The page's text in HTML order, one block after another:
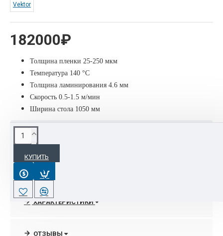
182000₽
Vektor
Толщина пленки 25-250 мкм
Температура 140 °C
Толщина ламинирования 4.6 мм
Скорость 0.5-1.5 м/мин
Ширина стола 1050 мм
КУПИТЬ
ОПИСАНИЕ
Рулонный ламинатор. Применяется в офисах, в малой
полиграфиии в копи-салонах. Предназначен для
ламинирования полиграфической продукции.
ХАРАКТЕРИСТИКИ
ОТЗЫВЫ